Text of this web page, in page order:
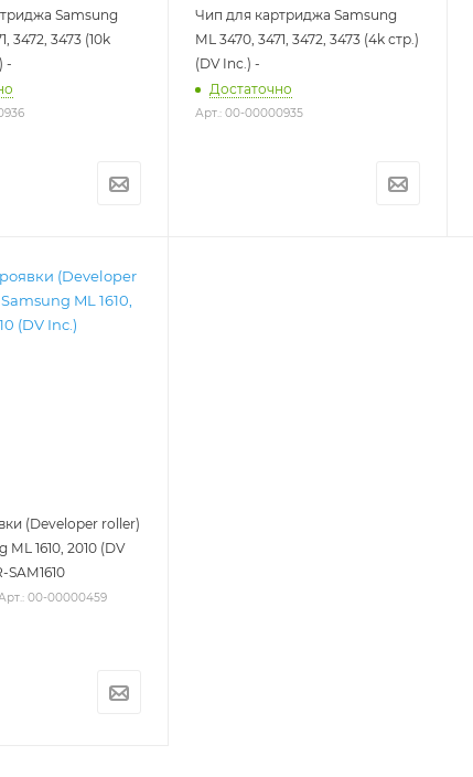
Samsung
3472, 3473 (10k
-
Чип для картриджа Samsung
ML 3470, 3471, 3472, 3473 (4k стр.)
(DV Inc.) -
Достаточно
Арт.: 00-00000935
(Developer roller)
ML 1610, 2010 (DV
SAM1610
00-00000459